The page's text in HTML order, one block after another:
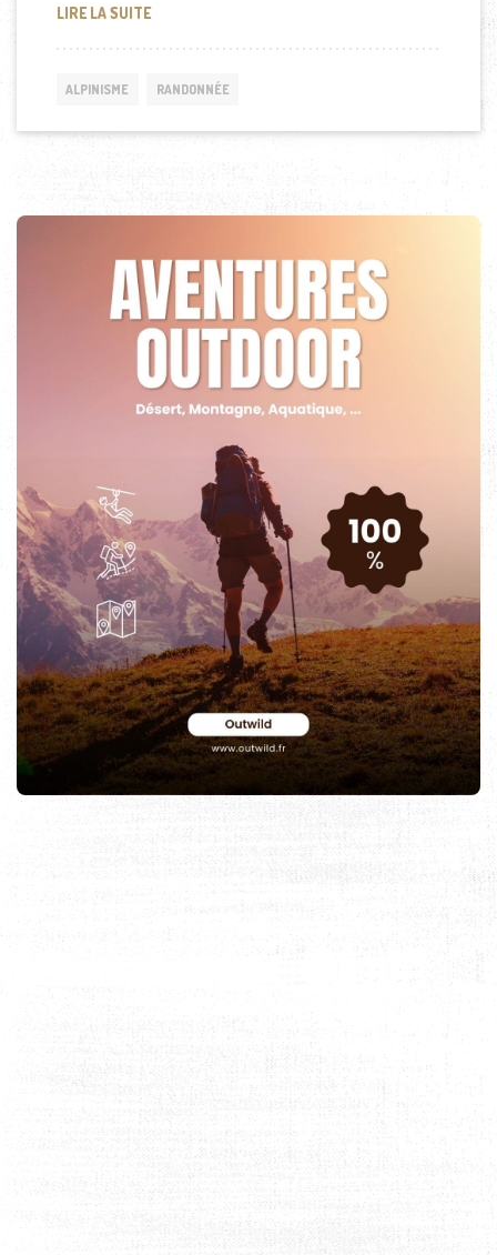
LIRE LA SUITEC’EST QUOI L’ALPINISME?
ALPINISME RANDONNÉE